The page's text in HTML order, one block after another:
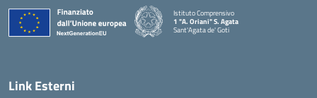
Istituto Comprensivo
1 "A. Oriani" S. Agata
Sant'Agata de' Goti
— Visita la pagina iniziale della scuola
Link Esterni